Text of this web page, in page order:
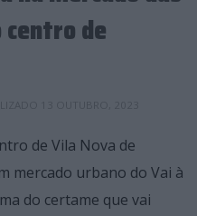
centro de
de Vila Nova de
mercado urbano do Vai à
do certame que vai